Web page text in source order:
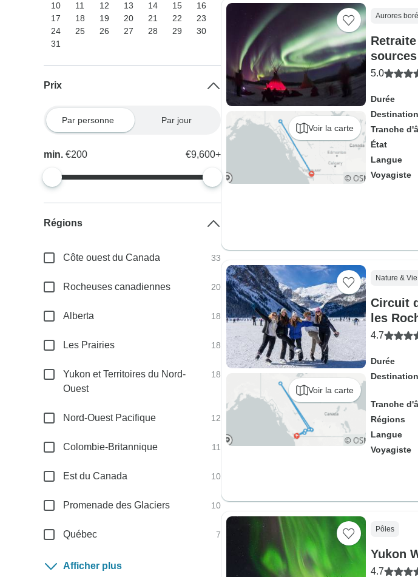
Voir la carte
Aurores
5.0
Durée
Tranche
État
Langue
Voyagiste
Voir la carte
Nature &
Circuit
les
4.7
Durée
Tranche
Régions
Langue
Voyagiste
Pôles
Yukon
4.7
10
11 12 13 14 15
16
17
18 19 20 21 22
23
24
25 26 27 28 29
30
31
Prix
Par personne Par jour
min.€200 €9,600+
Régions
Côte ouest du Canada 33
Rocheuses canadiennes 20
Alberta 18
Les Prairies 18
Yukon et Territoires du Nord-
Ouest
18
Nord-Ouest Pacifique 12
Colombie-Britannique 11
Est du Canada 10
Promenade des Glaciers 10
Québec 7
Afficher plus